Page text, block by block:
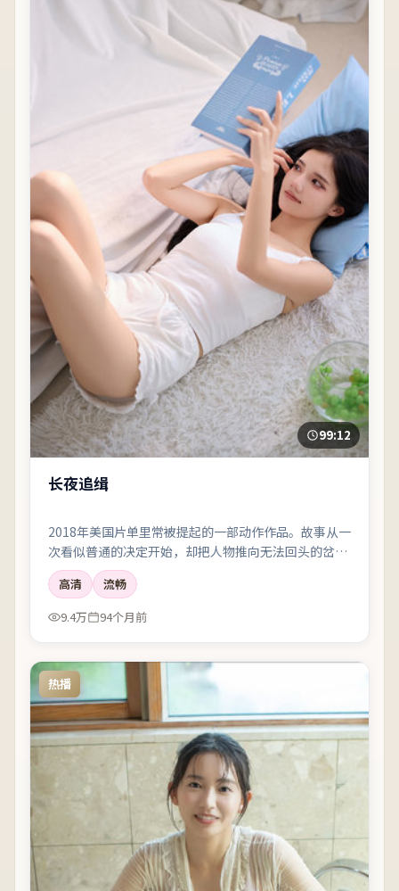
99:12
长夜追缉
2018年美国片单里常被提起的一部动作作品。故事从一
次看似普通的决定开始，却把人物推向无法回头的岔
路；剪辑利落，情绪像潮水一样有涨有落。
高清
流畅
9.4万
94个月前
热播